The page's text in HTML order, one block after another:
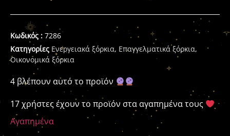
Κωδικός : 7286
Κατηγορίες Ενεργειακά ξόρκια, Επαγγελματικά ξόρκια,
Οικονομικά ξόρκια
4 βλέπουν αυτό το προϊόν
17 χρήστες έχουν το προϊόν στα αγαπημένα τους
Αγαπημένα